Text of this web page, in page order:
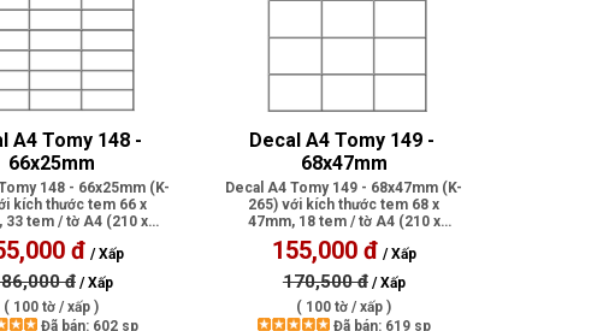
A4 Tomy 148 -
66x25mm
148 - 66x25mm (K-
kích thước tem 66 x
33 tem / tờ A4 (210 x
297mm), có p..
đ / Xấp
đ/ Xấp
( 100 tờ / xấp )
Đã bán: 602 sp
Decal A4 Tomy 149 -
68x47mm
Decal A4 Tomy 149 - 68x47mm (K-
265) với kích thước tem 68 x
47mm, 18 tem / tờ A4 (210 x
297mm), có p..
155,000 đ / Xấp
170,500 đ/ Xấp
( 100 tờ / xấp )
Đã bán: 619 sp